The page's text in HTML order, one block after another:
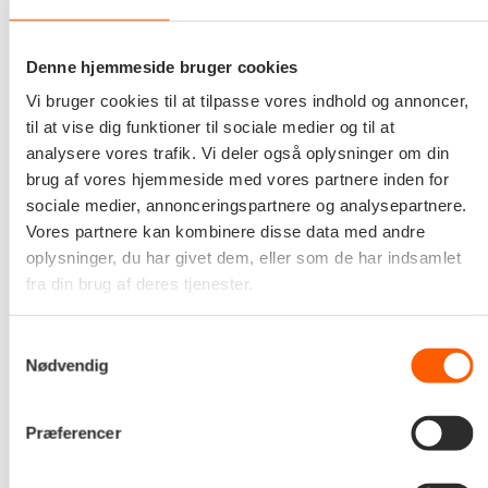
Denne hjemmeside bruger cookies
Vi bruger cookies til at tilpasse vores indhold og annoncer,
til at vise dig funktioner til sociale medier og til at
analysere vores trafik. Vi deler også oplysninger om din
brug af vores hjemmeside med vores partnere inden for
sociale medier, annonceringspartnere og analysepartnere.
Vores partnere kan kombinere disse data med andre
oplysninger, du har givet dem, eller som de har indsamlet
fra din brug af deres tjenester.
Nødvendig
Præferencer
Samtidig oplever Morten Hvidtfeldt, at
medarbejderanparterne betyder, at man bruger flere
kræfter på at kommunikere opad, så ledelsen får et så
optimalt beslutningsgrundlag som muligt, hvilket
også kan bidrage til vækst:
“Hvis vi skal vækste bæredygtigt, så skal vi også
sikre, at der er de rigtige ressourcer til opgaveløsning
og udvikling af hele Edoras forretning.”
Det sidste ligger ikke mindst administrerende direktør
Mads Hedegaard på sinde i et år, hvor Edora regner
med at fordoble sin omsætning sammenlignet med